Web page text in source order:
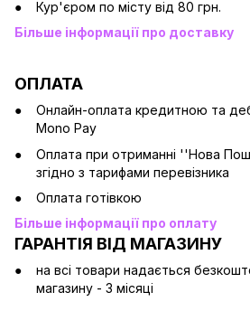
Кур'єром по місту від 80 грн.
Більше інформації про доставку
ОПЛАТА
Онлайн-оплата кредитною та
Mono Pay
Оплата при отриманні ''Нова
згідно з тарифами перевізника
Оплата готівкою
Більше інформації про оплату
ГАРАНТІЯ ВІД МАГАЗИНУ
на всі товари надається
магазину - 3 місяці